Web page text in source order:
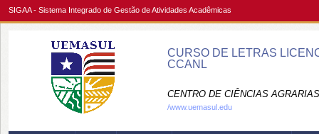
SIGAA - Sistema Integrado de Gestão de Atividades Acadêmicas
CURSO DE LETRAS
CCANL
CENTRO DE CIÊNCIAS
/www.uemasul.edu